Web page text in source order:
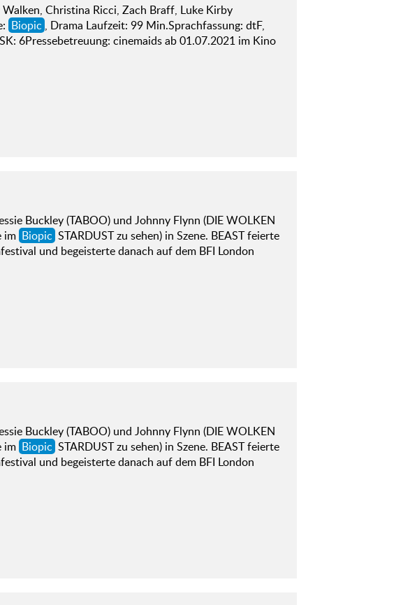
Christina Ricci, Zach Braff, Luke Kirby
Biopic , Drama Laufzeit: 99 Min.Sprachfassung: dtF,
6Pressebetreuung: cinemaids ab 01.07.2021 im Kino
Buckley (TABOO) und Johnny Flynn (DIE WOLKEN
im Biopic STARDUST zu sehen) in Szene. BEAST feierte
und begeisterte danach auf dem BFI London
Buckley (TABOO) und Johnny Flynn (DIE WOLKEN
im Biopic STARDUST zu sehen) in Szene. BEAST feierte
und begeisterte danach auf dem BFI London